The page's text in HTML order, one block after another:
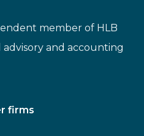
member of HLB
and accounting
firms